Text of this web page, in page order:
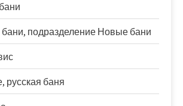
бани, подразделение Новые бани
русская баня